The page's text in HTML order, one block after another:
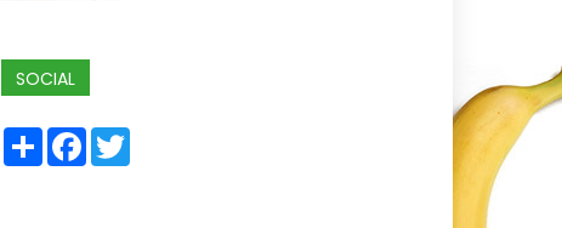
SOCIAL
ShareFacebook